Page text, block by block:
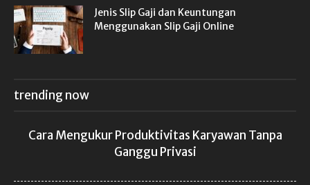
Jenis Slip Gaji dan Keuntungan
Menggunakan Slip Gaji Online
trending now
Cara Mengukur Produktivitas Karyawan Tanpa
Ganggu Privasi